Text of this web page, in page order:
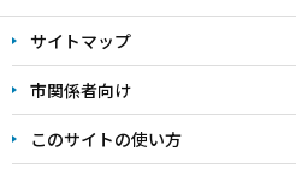
文
こ
こ
ま
で
サイトマップ
市関係者向け
このサイトの使い方